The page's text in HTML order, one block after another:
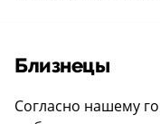
Близнецы
Согласно нашему